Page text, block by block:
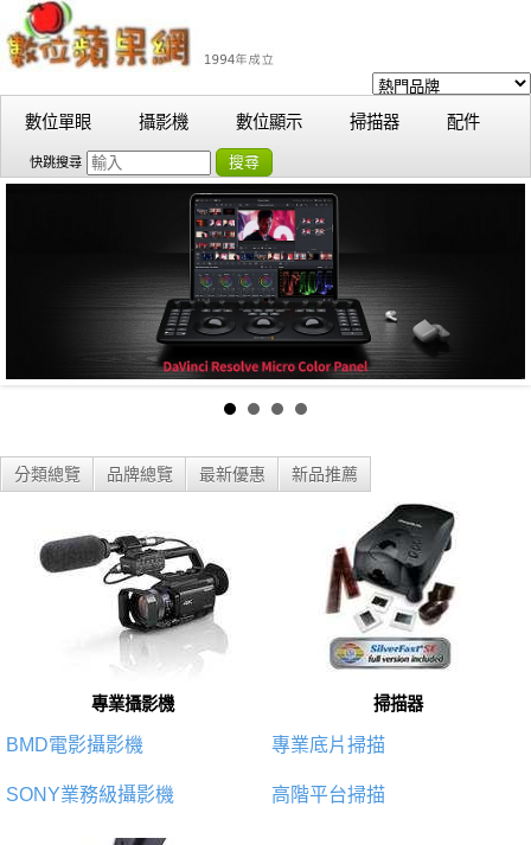
數位單眼 攝影機 數位顯示 掃描器 配件
快跳搜尋 搜尋
分類總覽 品牌總覽 最新優惠 新品推薦
專業攝影機
BMD電影攝影機
SONY業務級攝影機
掃描器
專業底片掃描
高階平台掃描